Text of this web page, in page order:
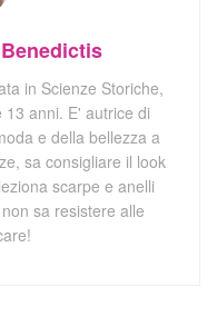
in Scienze Storiche,
anni. E' autrice di
e della bellezza a
sa consigliare il look
scarpe e anelli
sa resistere alle